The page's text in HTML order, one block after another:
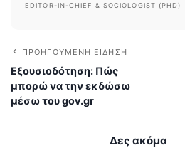
EDITOR-IN-CHIEF & SOCIOLOGIST (PHD)
ΠΡΟΗΓΟΎΜΕΝΗ ΕΊΔΗΣΗ
Εξουσιοδότηση: Πώς
μπορώ να την εκδώσω
μέσω του gov.gr
Δες ακόμα